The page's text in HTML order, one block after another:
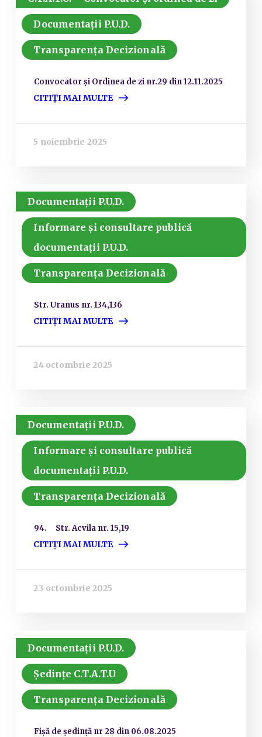
Documentații P.U.D.
Transparența Decizională
Convocator și Ordinea de zi nr.29 din 12.11.2025
CITIȚI MAI MULTE
5 noiembrie 2025
Documentații P.U.D.
Informare și consultare publică
documentații P.U.D.
Transparența Decizională
Str. Uranus nr. 134,136
CITIȚI MAI MULTE
24 octombrie 2025
Documentații P.U.D.
Informare și consultare publică
documentații P.U.D.
Transparența Decizională
94. Str. Acvila nr. 15,19
CITIȚI MAI MULTE
23 octombrie 2025
Documentații P.U.D.
Ședințe C.T.A.T.U
Transparența Decizională
Fișă de ședință nr 28 din 06.08.2025